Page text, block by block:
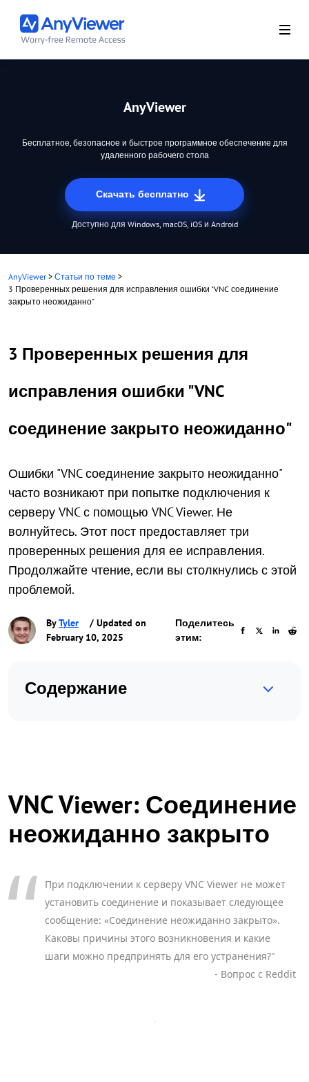
AnyViewer
Бесплатное, безопасное и быстрое программное обеспечение для
удаленного рабочего стола
Скачать бесплатно
Доступно для Windows, macOS, iOS и Android
AnyViewer > Статьи по теме >
3 Проверенных решения для исправления ошибки "VNC соединение
закрыто неожиданно"
3 Проверенных решения для
исправления ошибки "VNC
соединение закрыто неожиданно"
Ошибки "VNC соединение закрыто неожиданно"
часто возникают при попытке подключения к
серверу VNC с помощью VNC Viewer. Не
волнуйтесь. Этот пост предоставляет три
проверенных решения для ее исправления.
Продолжайте чтение, если вы столкнулись с этой
проблемой.
ByTyler
/ Updated on
February 10, 2025
Поделитесь
этим:
Содержание
VNC Viewer: Соединение
неожиданно закрыто
При подключении к серверу VNC Viewer не может
установить соединение и показывает следующее
сообщение: «Соединение неожиданно закрыто».
Каковы причины этого возникновения и какие
шаги можно предпринять для его устранения?"
- Вопрос с Reddit